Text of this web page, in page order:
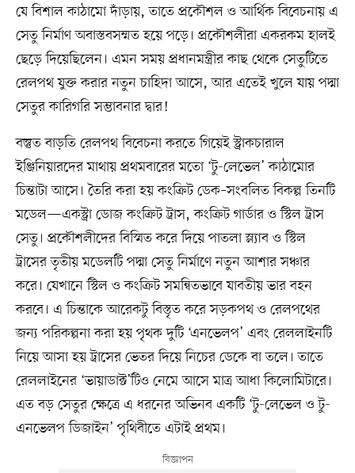
যে বিশাল কাঠামো দাঁড়ায়, তাতে প্রকৌশল ও আর্থিক বিবেচনায় এ
সেতু নির্মাণ অবাস্তবসম্মত হয়ে পড়ে। প্রকৌশলীরা একরকম হালই
ছেড়ে দিয়েছিলেন। এমন সময় প্রধানমন্ত্রীর কাছ থেকে সেতুটিতে
রেলপথ যুক্ত করার নতুন চাহিদা আসে, আর এতেই খুলে যায় পদ্মা
সেতুর কারিগরি সম্ভাবনার দ্বার!
বস্তুত বাড়তি রেলপথ বিবেচনা করতে গিয়েই স্ট্রাকচারাল
ইঞ্জিনিয়ারদের মাথায় প্রথমবারের মতো ‘টু-লেভেল’ কাঠামোর
চিন্তাটা আসে। তৈরি করা হয় কংক্রিট ডেক–সংবলিত বিকল্প তিনটি
মডেল—একস্ট্রা ডোজ কংক্রিট ট্রাস, কংক্রিট গার্ডার ও স্টিল ট্রাস
সেতু। প্রকৌশলীদের বিস্মিত করে দিয়ে পাতলা স্ল্যাব ও স্টিল
ট্রাসের তৃতীয় মডেলটি পদ্মা সেতু নির্মাণে নতুন আশার সঞ্চার
করে। যেখানে স্টিল ও কংক্রিট সমন্বিতভাবে যাবতীয় ভার বহন
করবে। এ চিন্তাকে আরেকটু বিস্তৃত করে সড়কপথ ও রেলপথের
জন্য পরিকল্পনা করা হয় পৃথক দুটি ‘এনভেলপ’ এবং রেললাইনটি
নিয়ে আসা হয় ট্রাসের ভেতর দিয়ে নিচের ডেকে বা তলে। তাতে
রেললাইনের ‘ভায়াডাক্ট’টিও নেমে আসে মাত্র আধা কিলোমিটারে।
এত বড় সেতুর ক্ষেত্রে এ ধরনের অভিনব একটি ‘টু-লেভেল ও টু-
এনভেলপ ডিজাইন’ পৃথিবীতে এটাই প্রথম।